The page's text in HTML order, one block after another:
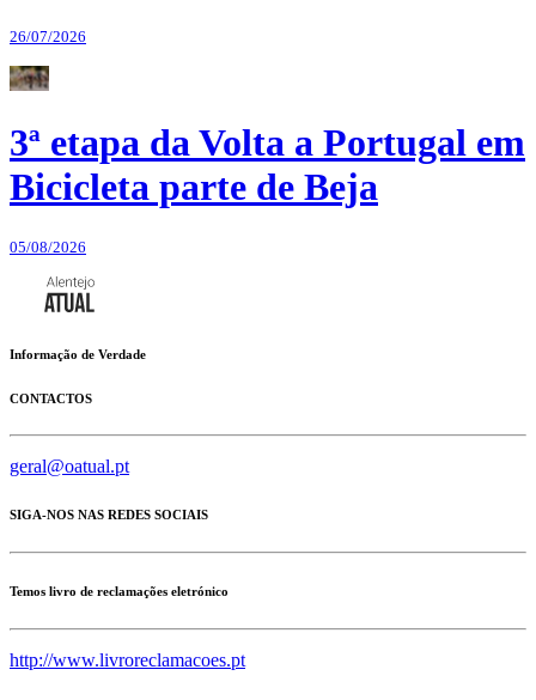
26/07/2026
3ª etapa da Volta a Portugal em
Bicicleta parte de Beja
05/08/2026
Informação de Verdade
CONTACTOS
geral@oatual.pt
SIGA-NOS NAS REDES SOCIAIS
Temos livro de reclamações eletrónico
http://www.livroreclamacoes.pt